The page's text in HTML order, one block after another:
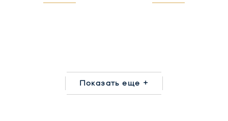
Показать еще +